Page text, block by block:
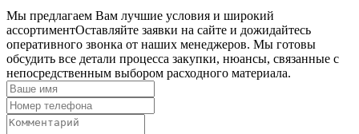
Мы предлагаем Вам лучшие условия и широкий
ассортиментОставляйте заявки на сайте и дожидайтесь
оперативного звонка от наших менеджеров. Мы готовы
обсудить все детали процесса закупки, нюансы, связанные с
непосредственным выбором расходного материала.